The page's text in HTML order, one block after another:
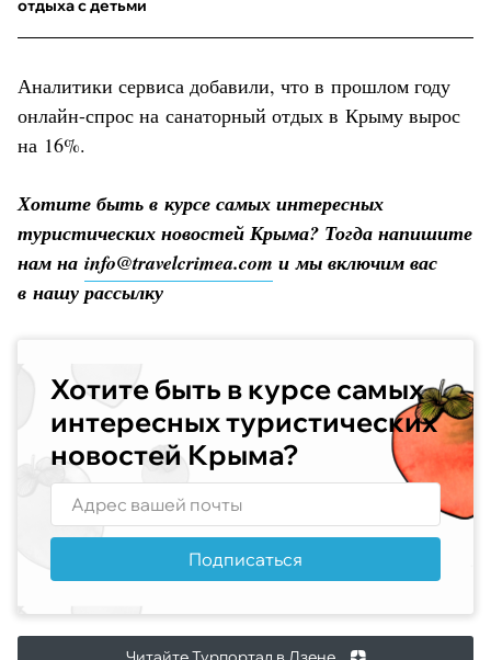
отдыха с детьми
Аналитики сервиса добавили, что в прошлом году
онлайн-спрос на санаторный отдых в Крыму вырос
на 16%.
Хотите быть в курсе самых интересных
туристических новостей Крыма? Тогда напишите
нам на info@travelcrimea.com и мы включим вас
в нашу рассылку
Хотите быть в курсе самых
интересных туристических
новостей Крыма?
Подписаться